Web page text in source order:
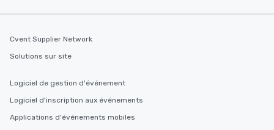
Cvent Supplier Network
Solutions sur site
Logiciel de gestion d'événement
Logiciel d'inscription aux événements
Applications d'événements mobiles